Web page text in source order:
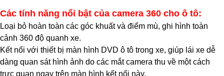
Các tính năng nổi bật của camera 360 cho ô tô:
Loại bỏ hoàn toàn các góc khuất và điểm mù, ghi hình toàn
cảnh 360 độ quanh xe.
Kết nối với thiết bị màn hình DVD ô tô trong xe, giúp lái xe dễ
dàng quan sát hình ảnh do các mắt camera thu về một cách
trực quan ngay trên màn hình kết nối này.